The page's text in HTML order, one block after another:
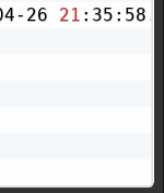
26 21